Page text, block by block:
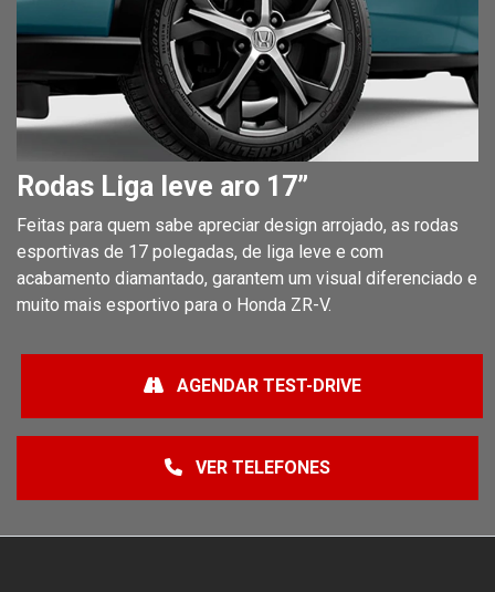
Rodas Liga leve aro 17”
Feitas para quem sabe apreciar design arrojado, as rodas
esportivas de 17 polegadas, de liga leve e com
acabamento diamantado, garantem um visual diferenciado e
muito mais esportivo para o Honda ZR-V.
VER TELEFONES
AGENDAR TEST-DRIVE